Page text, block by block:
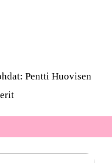
Pentti Huovisen